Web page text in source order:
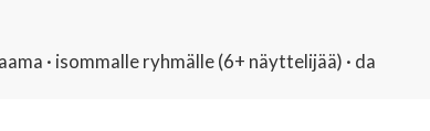
· isommalle ryhmälle (6+ näyttelijää) · da